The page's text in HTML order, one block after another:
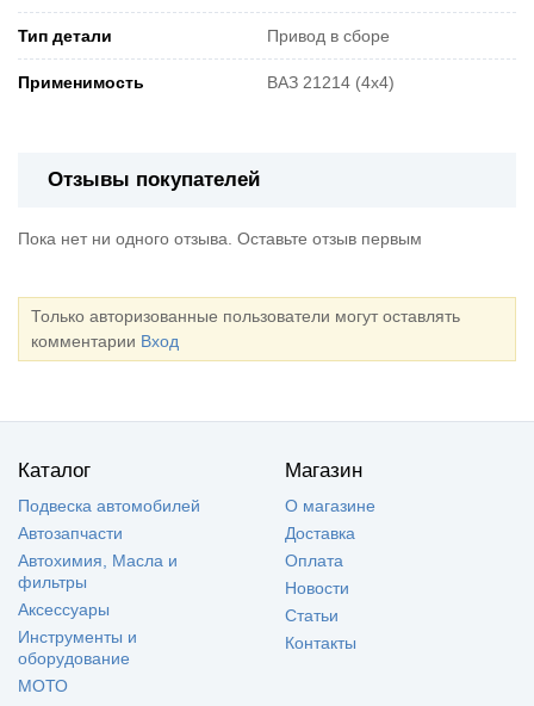
Тип детали Привод в сборе
Применимость ВАЗ 21214 (4x4)
Отзывы покупателей
Пока нет ни одного отзыва. Оставьте отзыв первым
Только авторизованные пользователи могут оставлять
комментарии Вход
Каталог
Подвеска автомобилей
Автозапчасти
Автохимия, Масла и
фильтры
Аксессуары
Инструменты и
оборудование
МОТО
Магазин
О магазине
Доставка
Оплата
Новости
Статьи
Контакты